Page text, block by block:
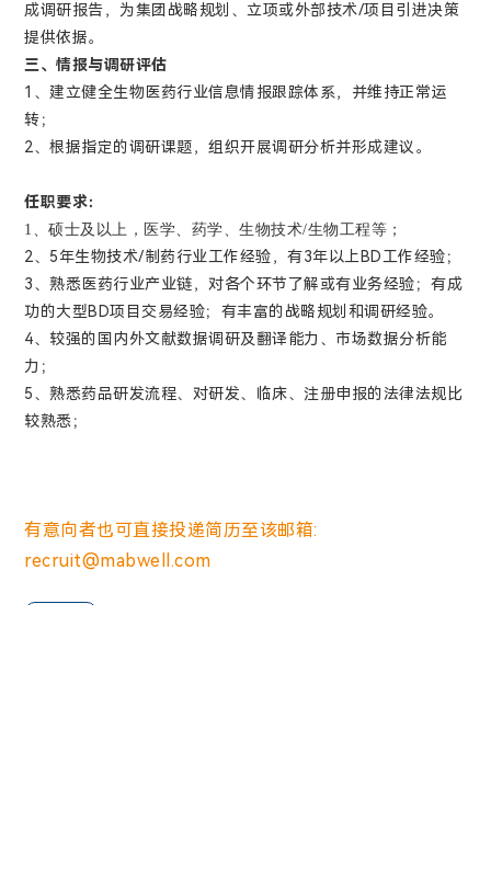
成调研报告，为集团战略规划、立项或外部技术/项目引进决策
提供依据。
三、情报与调研评估
1、建立健全生物医药行业信息情报跟踪体系，并维持正常运
转；
2、根据指定的调研课题，组织开展调研分析并形成建议。
任职要求：
1 、硕士及以上，医学、药学、生物技术/生物工程等；
2、5年生物技术/制药行业工作经验，有3年以上BD工作经验；
3、熟悉医药行业产业链，对各个环节了解或有业务经验；有成
功的大型BD项目交易经验；有丰富的战略规划和调研经验。
4、较强的国内外文献数据调研及翻译能力、市场数据分析能
力；
5、熟悉药品研发流程、对研发、临床、注册申报的法律法规比
较熟悉；
有意向者也可直接投递简历至该邮箱:
recruit@mabwell.com